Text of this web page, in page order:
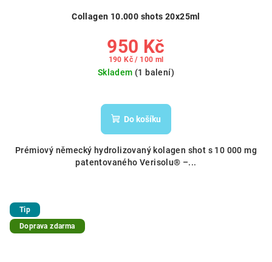
Collagen 10.000 shots 20x25ml
950 Kč
Měrná
190 Kč / 100 ml
Skladem (1 balení)
Do košíku
Prémiový německý hydrolizovaný kolagen shot s 10 000 mg
patentovaného Verisolu® –...
Tip
Doprava zdarma